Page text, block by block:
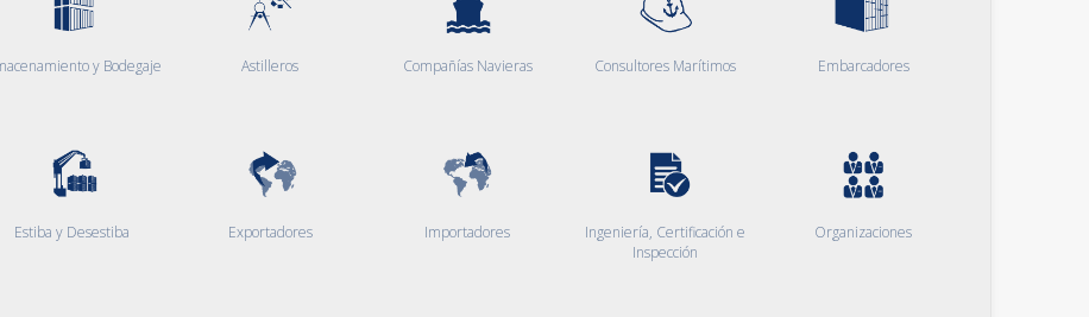
y Bodegaje Astilleros Compañías Navieras Consultores Marítimos Embarcadores
Estiba y Desestiba Exportadores Importadores
Ingeniería, Certificación e
Inspección
Organizaciones